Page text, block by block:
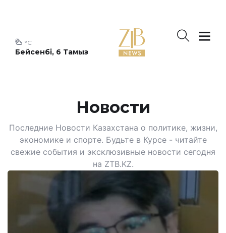
Бейсенбі, 6 Тамыз
°C
Новости
Последние Новости Казахстана о политике, жизни,
экономике и спорте. Будьте в Курсе - читайте
свежие события и эксклюзивные новости сегодня
на ZTB.KZ.